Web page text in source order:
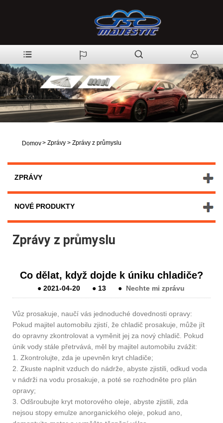
Domov> Zprávy > Zprávy z průmyslu
ZPRÁVY
NOVÉ PRODUKTY
Zprávy z průmyslu
Co dělat, když dojde k úniku chladiče?
●2021-04-20 ● 13 ● Nechte mi zprávu
Vůz prosakuje, naučí vás jednoduché dovednosti opravy:
Pokud majitel automobilu zjistí, že chladič prosakuje, může jít
do opravny zkontrolovat a vyměnit jej za nový chladič. Pokud
únik vody stále přetrvává, měl by majitel automobilu zvážit:
1. Zkontrolujte, zda je upevněn kryt chladiče;
2. Zkuste naplnit vzduch do nádrže, abyste zjistili, odkud voda
v nádrži na vodu prosakuje, a poté se rozhodněte pro plán
opravy;
3. Odšroubujte kryt motorového oleje, abyste zjistili, zda
nejsou stopy emulze anorganického oleje, pokud ano,